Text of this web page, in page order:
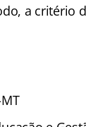
a critério